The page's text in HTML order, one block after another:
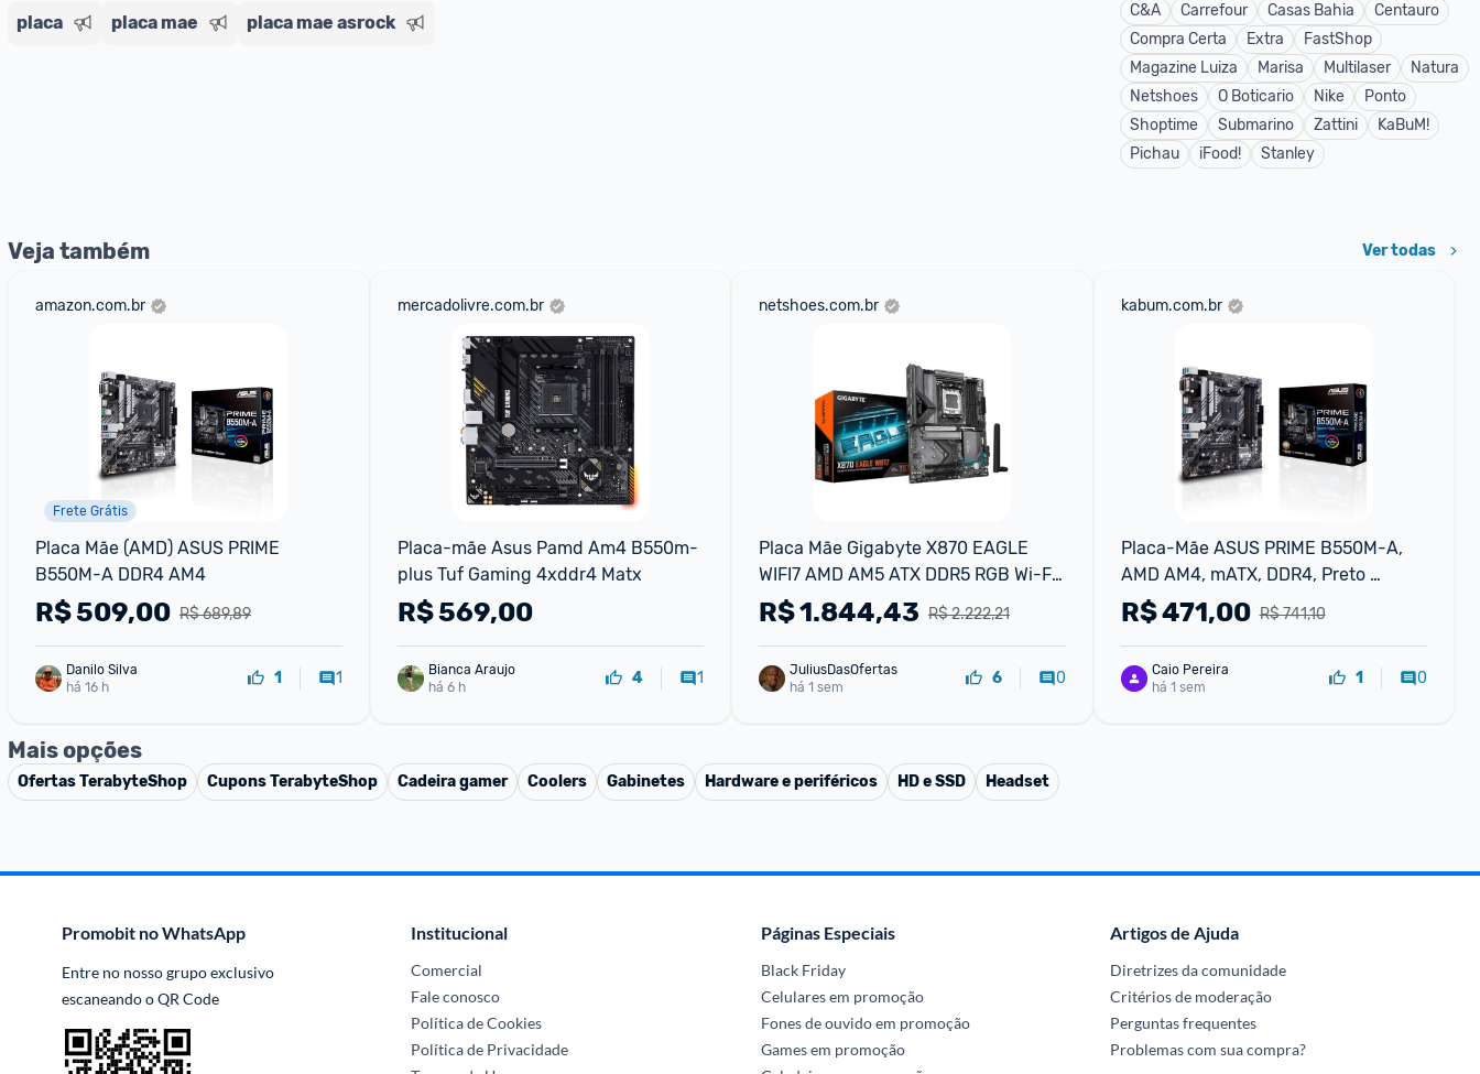
placa
placa mae placa mae asrock
C&A
Carrefour Casas Bahia
Centauro
Compra Certa
Extra
FastShop
Magazine Luiza
Marisa Multilaser
Natura
Netshoes
O Boticario Nike
Ponto
Shoptime
Submarino Zattini
KaBuM!
Pichau
iFood! Stanley
Veja também Ver todas
amazon.com.br
Frete Grátis
Placa Mãe (AMD) ASUS PRIME
B550M-A DDR4 AM4
R$ 689,89
R$509,00
Danilo Silva
há 16 h
1 1
mercadolivre.com.br
Placa-mãe Asus Pamd Am4 B550m-
plus Tuf Gaming 4xddr4 Matx
R$569,00
Bianca Araujo
há 6 h
4 1
netshoes.com.br
Placa Mãe Gigabyte X870 EAGLE
WIFI7 AMD AM5 ATX DDR5 RGB Wi-Fi
7 tooth - X870 EAGLE WIFI7
R$ 2.222,21
R$1.844,43
JuliusDasOfertas
há 1 sem
6 0
kabum.com.br
Placa-Mãe ASUS PRIME B550M-A,
AMD AM4, mATX, DDR4, Preto
90MB15K0-M0EAY0
R$ 741,10
R$471,00
Caio Pereira
há 1 sem
1 0
Mais opções
OfertasTerabyteShop CuponsTerabyteShop Cadeira gamer Coolers Gabinetes Hardware e periféricos HD e SSD Headset
Promobit no WhatsApp
Entre no nosso grupo exclusivo
escaneando o QR Code
Institucional
Comercial
Fale conosco
Política de Cookies
Política de Privacidade
Páginas Especiais
Black Friday
Celulares em promoção
Fones de ouvido em promoção
Games em promoção
Artigos de Ajuda
Diretrizes da comunidade
Critérios de moderação
Perguntas frequentes
Problemas com sua compra?